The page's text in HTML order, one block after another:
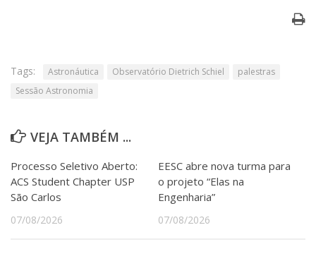
Tags: Astronáutica Observatório Dietrich Schiel
palestras
Sessão Astronomia
VEJA TAMBÉM ...
Processo Seletivo Aberto:
ACS Student Chapter USP
São Carlos
07/08/2026
EESC abre nova turma para
o projeto “Elas na
Engenharia”
07/08/2026